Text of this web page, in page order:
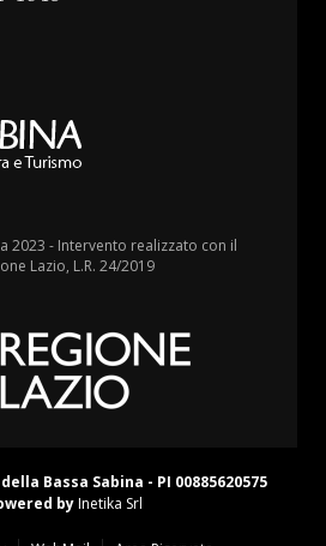
2023 - Intervento realizzato con il
Lazio, L.R. 24/2019
Bassa Sabina - PI 00885620575
byInetika Srl